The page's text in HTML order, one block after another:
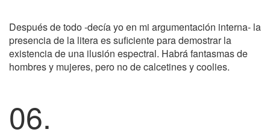
Después de todo -decía yo en mi argumentación interna- la
presencia de la litera es suficiente para demostrar la
existencia de una ilusión espectral. Habrá fantasmas de
hombres y mujeres, pero no de calcetines y coolies.
06.